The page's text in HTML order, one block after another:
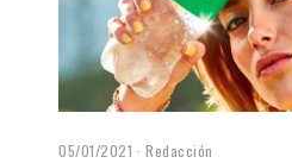
05/01/2021 Redacción